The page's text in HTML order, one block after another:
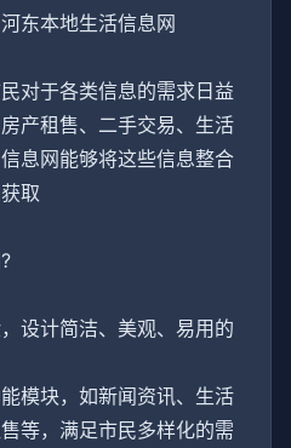
东本地生活信息网
对于各类信息的需求日益
产租售、二手交易、生活
息网能够将这些信息整合
取
设计简洁、美观、易用的
模块，如新闻资讯、生活
等，满足市民多样化的需